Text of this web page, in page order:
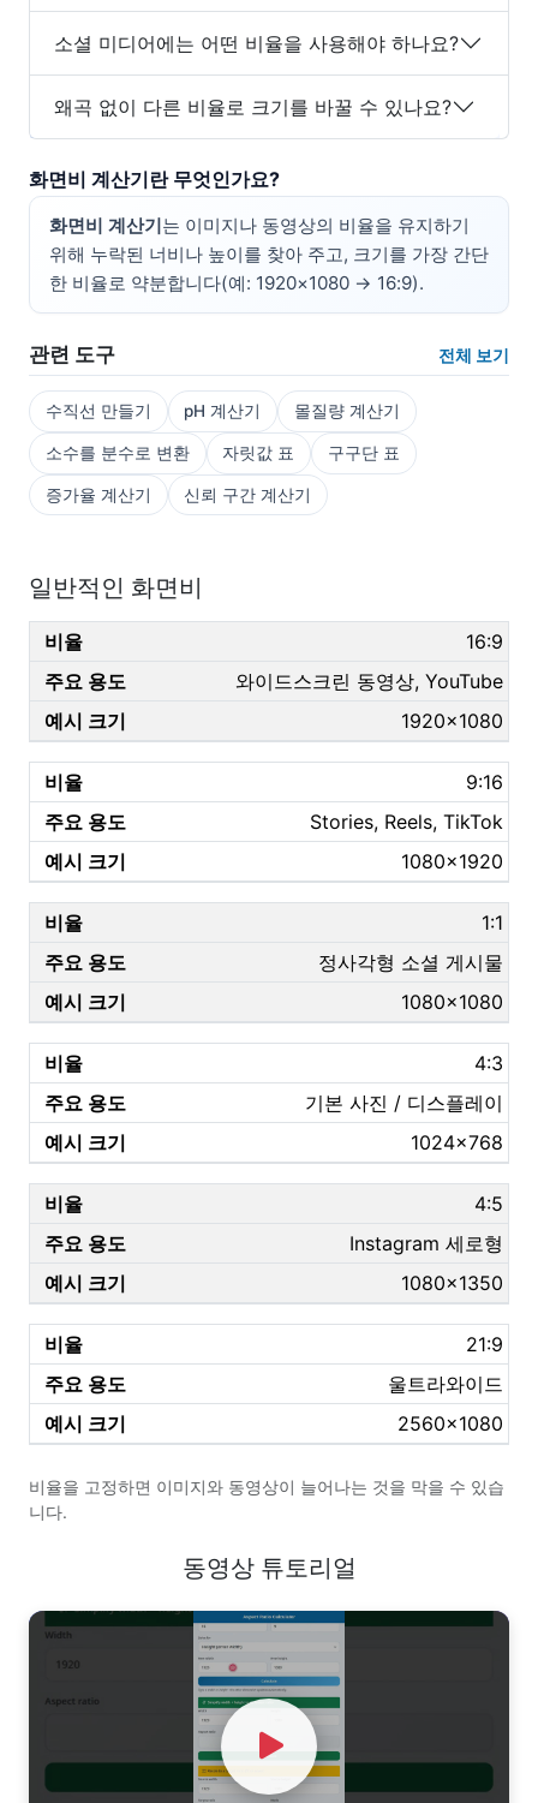
소셜 미디어에는 어떤 비율을 사용해야 하나요?
왜곡 없이 다른 비율로 크기를 바꿀 수 있나요?
화면비 계산기란 무엇인가요?
화면비 계산기는 이미지나 동영상의 비율을 유지하기
위해 누락된 너비나 높이를 찾아 주고, 크기를 가장 간단
한 비율로 약분합니다(예: 1920×1080 → 16:9).
관련 도구 전체 보기
수직선 만들기 pH 계산기 몰질량 계산기
소수를 분수로 변환 자릿값 표 구구단 표
증가율 계산기 신뢰 구간 계산기
일반적인 화면비
16:9
와이드스크린 동영상, YouTube
1920×1080
9:16
Stories, Reels, TikTok
1080×1920
1:1
정사각형 소셜 게시물
1080×1080
4:3
기본 사진 / 디스플레이
1024×768
4:5
Instagram 세로형
1080×1350
21:9
울트라와이드
2560×1080
비율을 고정하면 이미지와 동영상이 늘어나는 것을 막을 수 있습
니다.
동영상 튜토리얼
Watch Video